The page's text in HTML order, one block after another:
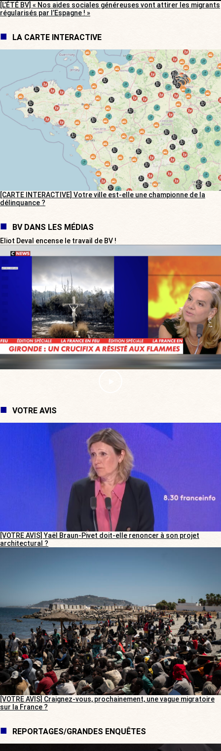
[L’ÉTÉ BV] « Nos aides sociales généreuses vont attirer les migrants
régularisés par l’Espagne ! »
LA CARTE INTERACTIVE
[CARTE INTERACTIVE] Votre ville est-elle une championne de la
délinquance ?
BV DANS LES MÉDIAS
Eliot Deval encense le travail de BV !
VOTRE AVIS
[VOTRE AVIS] Yaël Braun-Pivet doit-elle renoncer à son projet
architectural ?
[VOTRE AVIS] Craignez-vous, prochainement, une vague migratoire
sur la France ?
REPORTAGES/GRANDES ENQUÊTES